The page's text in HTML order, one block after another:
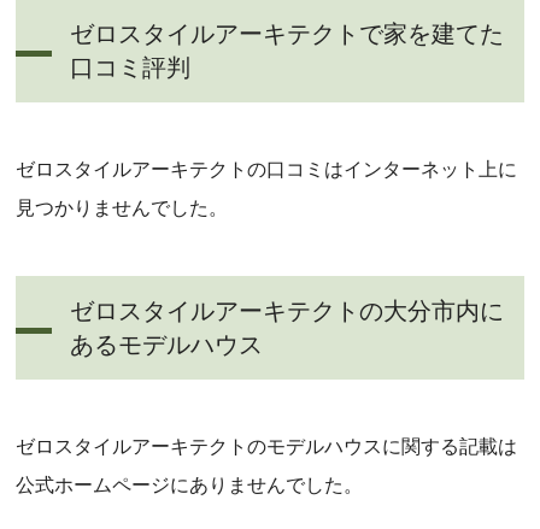
ゼロスタイルアーキテクトで家を建てた
口コミ評判
ゼロスタイルアーキテクトの口コミはインターネット上に
見つかりませんでした。
ゼロスタイルアーキテクトの大分市内に
あるモデルハウス
ゼロスタイルアーキテクトのモデルハウスに関する記載は
公式ホームページにありませんでした。